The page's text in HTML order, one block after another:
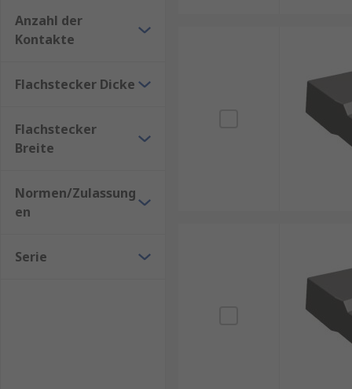
Anzahl der
Kontakte
Flachstecker Dicke
Flachstecker
Breite
Normen/Zulassung
en
Serie